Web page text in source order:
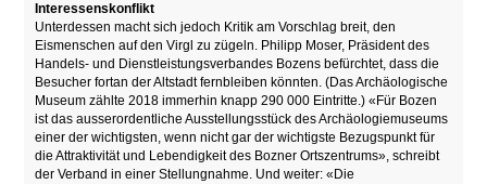
Interessenskonflikt
Unterdessen macht sich jedoch Kritik am Vorschlag breit, den
Eismenschen auf den Virgl zu zügeln. Philipp Moser, Präsident des
Handels- und Dienstleistungsverbandes Bozens befürchtet, dass die
Besucher fortan der Altstadt fernbleiben könnten. (Das Archäologische
Museum zählte 2018 immerhin knapp 290 000 Eintritte.) «Für Bozen
ist das ausserordentliche Ausstellungsstück des Archäologiemuseums
einer der wichtigsten, wenn nicht gar der wichtigste Bezugspunkt für
die Attraktivität und Lebendigkeit des Bozner Ortszentrums», schreibt
der Verband in einer Stellungnahme. Und weiter: «Die